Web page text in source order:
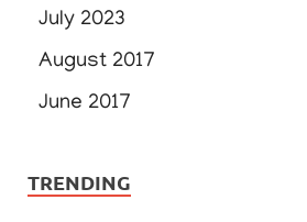
July 2023
August 2017
June 2017
TRENDING